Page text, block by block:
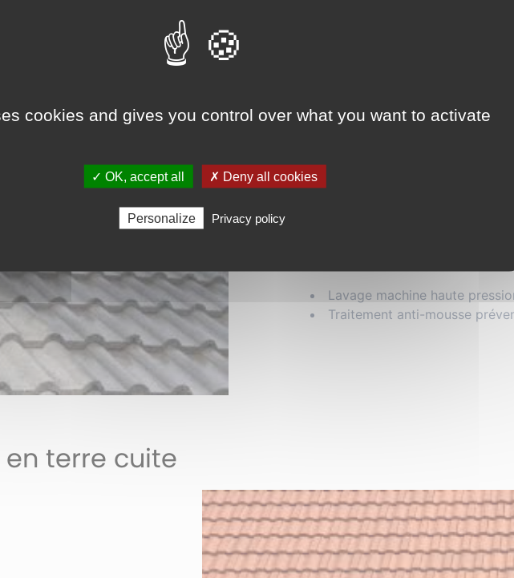
ciment
Lavage machine haute
Traitement anti-mousse
terre cuite
cookies and gives you control over what you want to activate
✓ OK, accept all ✗ Deny all cookies
Personalize Privacy policy